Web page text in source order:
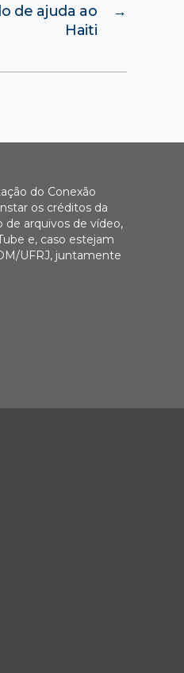
→
de ajuda ao
Haiti
do Conexão
os créditos da
de arquivos de vídeo,
e, caso estejam
UFRJ, juntamente